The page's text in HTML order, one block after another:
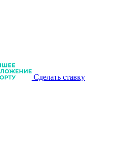
Сделать ставку